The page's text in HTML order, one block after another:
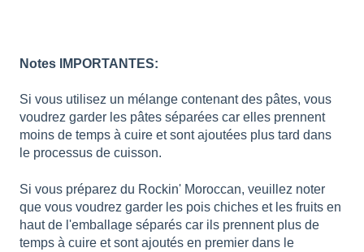
Notes IMPORTANTES:
Si vous utilisez un mélange contenant des pâtes, vous
voudrez garder les pâtes séparées car elles prennent
moins de temps à cuire et sont ajoutées plus tard dans
le processus de cuisson.
Si vous préparez du Rockin' Moroccan, veuillez noter
que vous voudrez garder les pois chiches et les fruits en
haut de l'emballage séparés car ils prennent plus de
temps à cuire et sont ajoutés en premier dans le